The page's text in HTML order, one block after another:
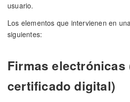
usuario.
Los elementos que intervienen en
siguientes:
Firmas electrónicas
certificado digital)